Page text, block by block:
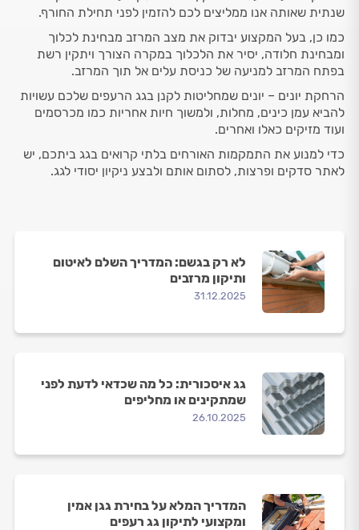
שנתית שאותה אנו ממליצים לכם להזמין לפני תחילת החורף.
כמו כן, בעל המקצוע יבדוק את מצב המרזב מבחינת לכלוך
ומבחינת חלודה, יסיר את הלכלוך במקרה הצורך ויתקין רשת
בפתח המרזב למניעה של כניסת עלים אל תוך המרזב.
הרחקת יונים – יונים שמחליטות לקנן בגג הרעפים שלכם עשויות
להביא עמן כינים, מחלות, ולמשוך חיות אחריות כמו מכרסמים
ועוד מזיקים כאלו ואחרים.
כדי למנוע את התמקמות האורחים בלתי קרואים בגג ביתכם, יש
לאתר סדקים ופרצות, לסתום אותם ולבצע ניקיון יסודי לגג.
לא רק בגשם: המדריך השלם לאיטום
ותיקון מרזבים
31.12.2025
גג איסכורית: כל מה שכדאי לדעת לפני
שמתקינים או מחליפים
26.10.2025
המדריך המלא על בחירת גגן אמין
ומקצועי לתיקון גג רעפים